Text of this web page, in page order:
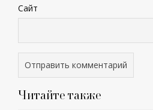
Сайт
Читайте также